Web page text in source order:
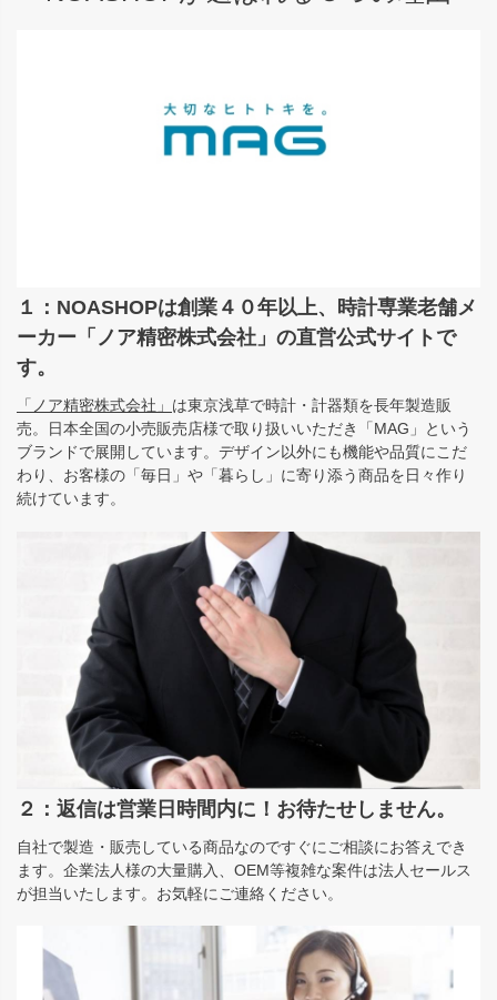
１：NOASHOPは創業４０年以上、時計専業老舗メ
ーカー「ノア精密株式会社」の直営公式サイトで
す。
「ノア精密株式会社」 は東京浅草で時計・計器類を長年製造販
売。日本全国の小売販売店様で取り扱いいただき「MAG」という
ブランドで展開しています。デザイン以外にも機能や品質にこだ
わり、お客様の「毎日」や「暮らし」に寄り添う商品を日々作り
続けています。
２：返信は営業日時間内に！お待たせしません。
自社で製造・販売している商品なのですぐにご相談にお答えでき
ます。企業法人様の大量購入、OEM等複雑な案件は法人セールス
が担当いたします。お気軽にご連絡ください。